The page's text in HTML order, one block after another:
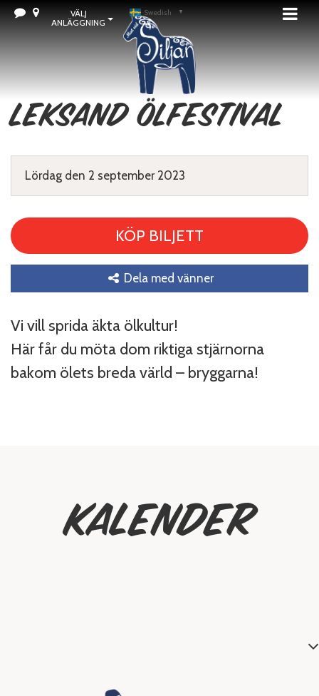
VÄLJ
ANLÄGGNING
Swedish ▼
Leksand Ölfestival
Lördag den 2 september 2023
KÖP BILJETT
Dela med vänner
Vi vill sprida äkta ölkultur!
Här får du möta dom riktiga stjärnorna
bakom ölets breda värld – bryggarna!
Kalender